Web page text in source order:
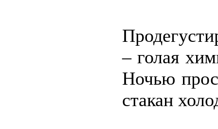
– голая
Ночью
стакан